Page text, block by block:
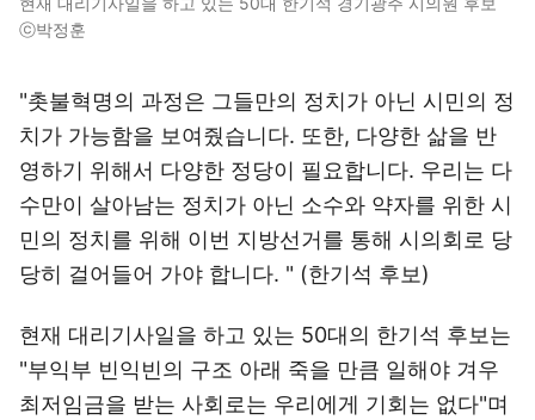
ⓒ박정훈
"촛불혁명의 과정은 그들만의 정치가 아닌 시민의 정
치가 가능함을 보여줬습니다. 또한, 다양한 삶을 반
영하기 위해서 다양한 정당이 필요합니다. 우리는 다
수만이 살아남는 정치가 아닌 소수와 약자를 위한 시
민의 정치를 위해 이번 지방선거를 통해 시의회로 당
당히 걸어들어 가야 합니다. " (한기석 후보)
현재 대리기사일을 하고 있는 50대의 한기석 후보는
"부익부 빈익빈의 구조 아래 죽을 만큼 일해야 겨우
최저임금을 받는 사회로는 우리에게 기회는 없다"며